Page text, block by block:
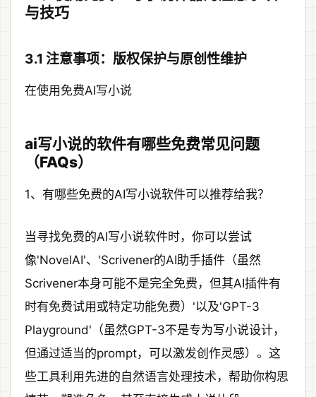
与技巧
3.1 注意事项：版权保护与原创性维护
在使用免费AI写小说
ai写小说的软件有哪些免费常见问题
（FAQs）
1、有哪些免费的AI写小说软件可以推荐给我？
当寻找免费的AI写小说软件时，你可以尝试
像'NovelAI'、'Scrivener的AI助手插件（虽然
Scrivener本身可能不是完全免费，但其AI插件有
时有免费试用或特定功能免费）'以及'GPT-3
Playground'（虽然GPT-3不是专为写小说设计，
但通过适当的prompt，可以激发创作灵感）。这
些工具利用先进的自然语言处理技术，帮助你构思